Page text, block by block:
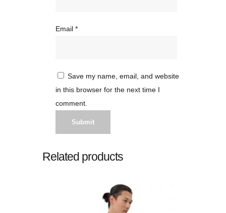
Email *
Save my name, email, and website
in this browser for the next time I
comment.
Related products